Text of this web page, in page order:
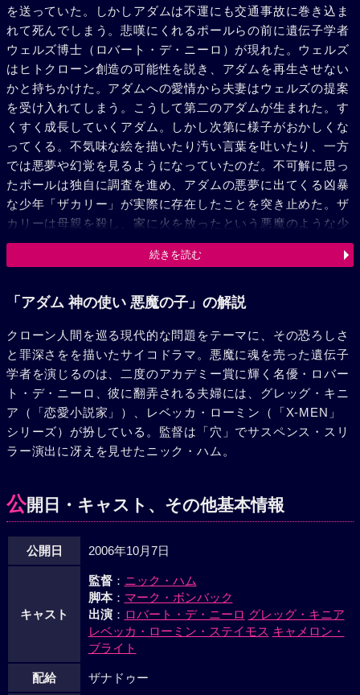
を送っていた。しかしアダムは不運にも交通事故に巻き込ま
れて死んでしまう。悲嘆にくれるポールらの前に遺伝子学者
ウェルズ博士（ロバート・デ・ニーロ）が現れた。ウェルズ
はヒトクローン創造の可能性を説き、アダムを再生させない
かと持ちかけた。アダムへの愛情から夫妻はウェルズの提案
を受け入れてしまう。こうして第二のアダムが生まれた。す
くすく成長していくアダム。しかし次第に様子がおかしくな
ってくる。不気味な絵を描いたり汚い言葉を吐いたり、一方
では悪夢や幻覚を見るようになっていたのだ。不可解に思っ
たポールは独自に調査を進め、アダムの悪夢に出てくる凶暴
な少年「ザカリー」が実際に存在したことを突き止めた。ザ
カリーは母親を殺し、家に火を放ったという悪魔のような少
年だった。そしてザカリーの父親こそウェルズであり、アダ
ムのクローンを作るときにザカリーの細胞の一部を使用した
また、母ジェシーの頭部にハンマーを振り下ろそうとしてい
続きを読む
「アダム 神の使い 悪魔の子」の解説
クローン人間を巡る現代的な問題をテーマに、その恐ろしさ
と罪深さをを描いたサイコドラマ。悪魔に魂を売った遺伝子
学者を演じるのは、二度のアカデミー賞に輝く名優・ロバー
ト・デ・ニーロ、彼に翻弄される夫婦には、グレッグ・キニ
ア（「恋愛小説家」）、レベッカ・ローミン（「X-MEN」
シリーズ）が扮している。監督は「穴」でサスペンス・スリ
ラー演出に冴えを見せたニック・ハム。
公開日・キャスト、その他基本情報
公開日 2006年10月7日
キャスト
監督： ニック・ハム
脚本： マーク・ボンバック
出演： ロバート・デ・ニーロ グレッグ・キニア
レベッカ・ローミン・ステイモス キャメロン・
ブライト
配給 ザナドゥー